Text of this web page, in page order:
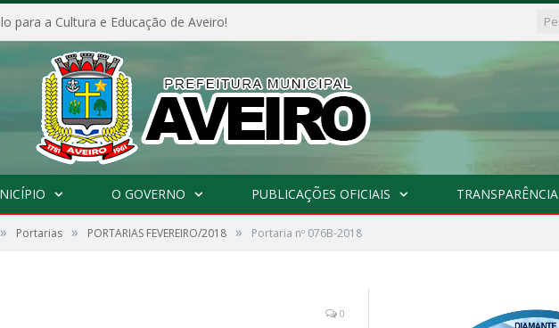
para a Cultura e Educação de Aveiro!
O GOVERNO PUBLICAÇÕES OFICIAIS TRANSPARÊNCIA
» Portarias » PORTARIAS FEVEREIRO/2018 » Portaria nº 076B-2018
0